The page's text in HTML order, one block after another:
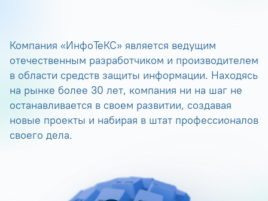
Компания «ИнфоТеКС» является ведущим
отечественным разработчиком и производителем
в области средств защиты информации. Находясь
на рынке более 30 лет, компания ни на шаг не
останавливается в своем развитии, создавая
новые проекты и набирая в штат профессионалов
своего дела.